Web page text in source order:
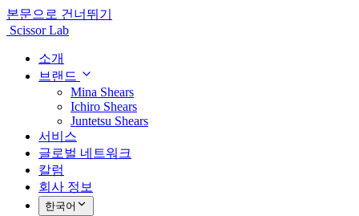
본문으로 건너뛰기
Scissor Lab
소개
브랜드
Mina Shears
Ichiro Shears
Juntetsu Shears
서비스
글로벌 네트워크
칼럼
회사 정보
한국어